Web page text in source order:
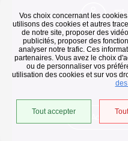
Vos choix concernant les
utilisons des cookies et autres
de notre site, proposer des
publicités, proposer des
analyser notre trafic. Ces
partenaires. Vous avez le choix
ou de personnaliser vos
utilisation des cookies et sur vos
Tout accepter
Collecte
En raison des
est avancé d'une
Accéder
Horaires de collecte